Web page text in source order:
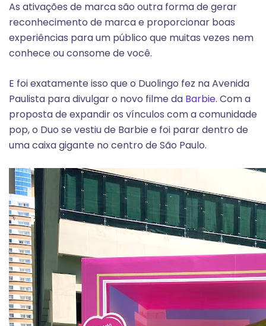
As ativações de marca são outra forma de gerar
reconhecimento de marca e proporcionar boas
experiências para um público que muitas vezes nem
conhece ou consome de você.
E foi exatamente isso que o Duolingo fez na Avenida
Paulista para divulgar o novo filme da Barbie. Com a
proposta de expandir os vínculos com a comunidade
pop, o Duo se vestiu de Barbie e foi parar dentro de
uma caixa gigante no centro de São Paulo.